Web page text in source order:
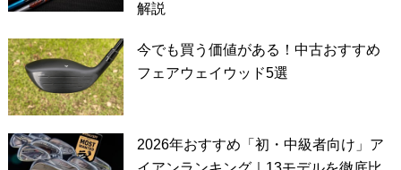
解説
今でも買う価値がある！中古おすすめ
フェアウェイウッド5選
2026年おすすめ「初・中級者向け」ア